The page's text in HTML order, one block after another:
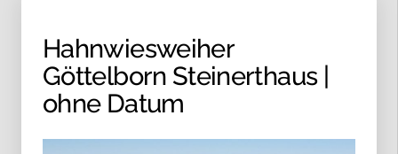
Hahnwiesweiher
Göttelborn Steinerthaus |
ohne Datum